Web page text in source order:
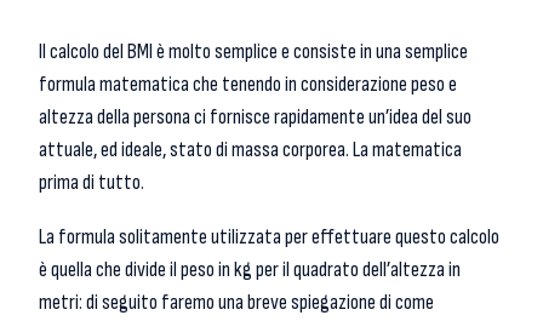
Il calcolo del BMI è molto semplice e consiste in una semplice
formula matematica che tenendo in considerazione peso e
altezza della persona ci fornisce rapidamente un’idea del suo
attuale, ed ideale, stato di massa corporea. La matematica
prima di tutto.
La formula solitamente utilizzata per effettuare questo calcolo
è quella che divide il peso in kg per il quadrato dell’altezza in
metri: di seguito faremo una breve spiegazione di come